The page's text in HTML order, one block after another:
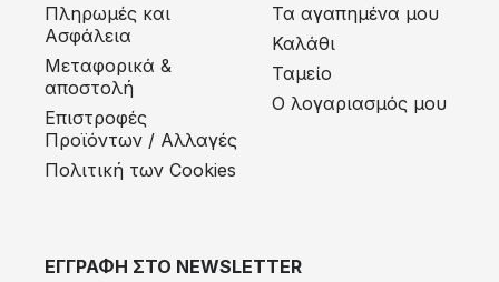
Πληρωμές και
Ασφάλεια
Μεταφορικά &
αποστολή
Eπιστροφές
Προϊόντων / Αλλαγές
Πολιτική των Cookies
Τα αγαπημένα μου
Καλάθι
Ταμείο
Ο λογαριασμός μου
ΕΓΓΡΑΦΗ ΣΤΟ NEWSLETTER